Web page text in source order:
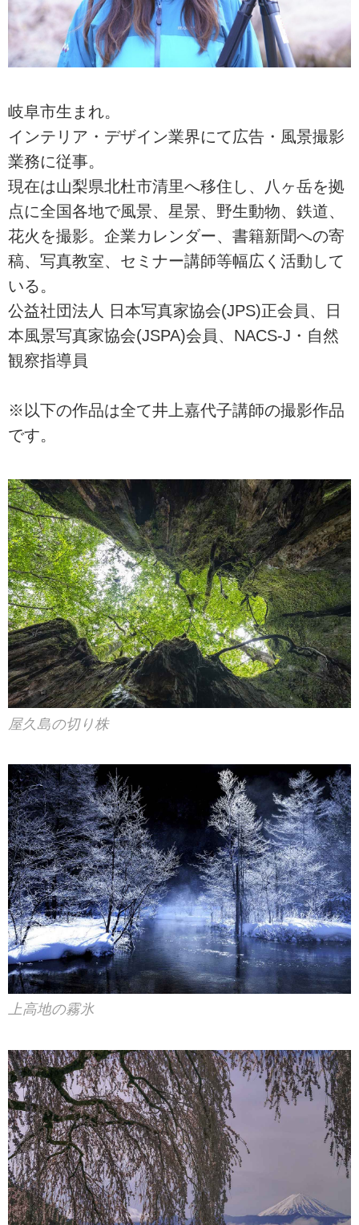
岐阜市生まれ。
インテリア・デザイン業界にて広告・風景撮影
業務に従事。
現在は山梨県北杜市清里へ移住し、八ヶ岳を拠
点に全国各地で風景、星景、野生動物、鉄道、
花火を撮影。企業カレンダー、書籍新聞への寄
稿、写真教室、セミナー講師等幅広く活動して
いる。
公益社団法人 日本写真家協会(JPS)正会員、日
本風景写真家協会(JSPA)会員、NACS-J・自然
観察指導員
※以下の作品は全て井上嘉代子講師の撮影作品
です。
屋久島の切り株
上高地の霧氷